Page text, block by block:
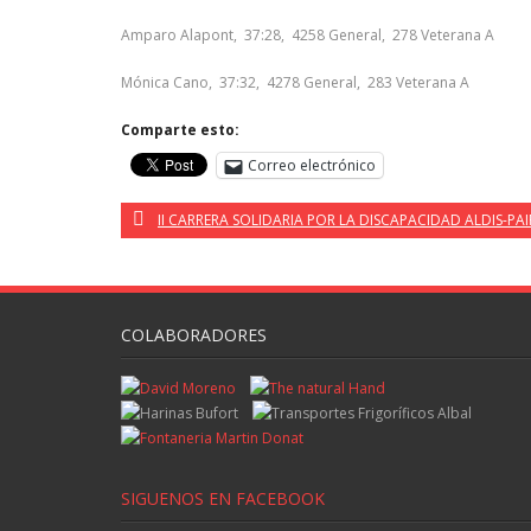
Amparo Alapont, 37:28, 4258 General, 278 Veterana A
Mónica Cano, 37:32, 4278 General, 283 Veterana A
Comparte esto:
Correo electrónico
II CARRERA SOLIDARIA POR LA DISCAPACIDAD ALDIS-
COLABORADORES
SIGUENOS EN FACEBOOK